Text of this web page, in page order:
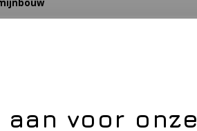
voor onze